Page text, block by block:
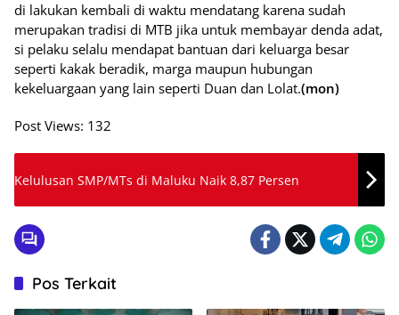
di lakukan kembali di waktu mendatang karena sudah
merupakan tradisi di MTB jika untuk membayar denda adat,
si pelaku selalu mendapat bantuan dari keluarga besar
seperti kakak beradik, marga maupun hubungan
kekeluargaan yang lain seperti Duan dan Lolat.(mon)
Post Views: 132
Kelulusan SMP/MTs di Maluku Naik 8,87 Persen
Pos Terkait